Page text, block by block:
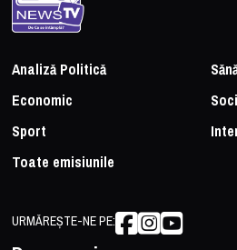
Analiză Politică
Economic
Sport
Toate emisiunile
URMĂREȘTE-NE PE: